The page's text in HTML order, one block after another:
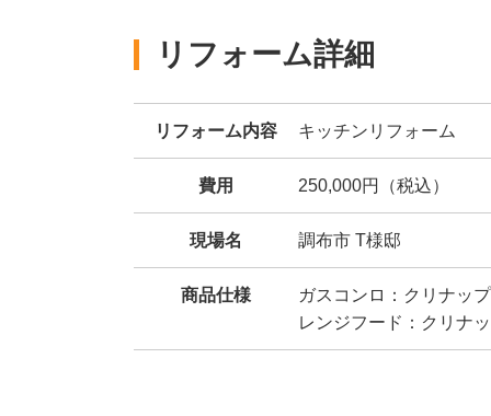
リフォーム詳細
リフォーム内容 キッチンリフォーム
費用 250,000円（税込）
現場名 調布市 T様邸
商品仕様
ガスコンロ：クリナッ
レンジフード：クリナ